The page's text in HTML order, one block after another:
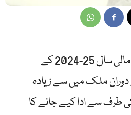
اسلام آباد(سب نیوز)رواں مالی سال 25-2024 کے
دوران ملک میں سے زیادہ
طرف سے ادا کیے جانے کا